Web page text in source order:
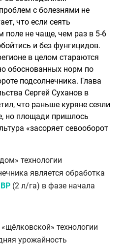
с болезнями не
что если сеять
поле не чаще, чем раз в 5-6
и без фунгицидов.
в целом стараются
обоснованных норм по
подсолнечника. Глава
Сергей Суханов в
что раньше куряне сеяли
но площади пришлось
«засоряет севооборот
технологии
является обработка
(2 л/га) в фазе начала
технологии
урожайность